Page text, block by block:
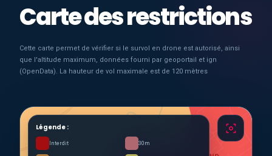
Carte des restrictions
Cette carte permet de vérifier si le survol en drone est autorisé, ainsi
que l'altitude maximum, données fourni par geoportail et ign
(OpenData). La hauteur de vol maximale est de 120 mètres
Légende :
Interdit 30m